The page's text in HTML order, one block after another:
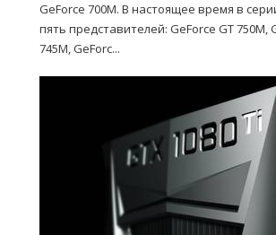
GeForce 700M. В настоящее время в
пять представителей: GeForce GT 750M,
745M, GeForc...